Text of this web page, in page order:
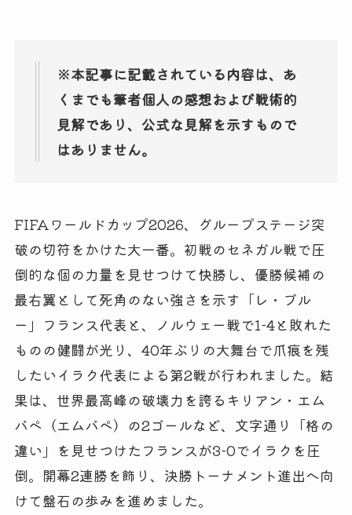
※本記事に記載されている内容は、あ
くまでも筆者個人の感想および戦術的
見解であり、公式な見解を示すもので
はありません。
FIFAワールドカップ2026、グループステージ突
破の切符をかけた大一番。初戦のセネガル戦で圧
倒的な個の力量を見せつけて快勝し、優勝候補の
最右翼として死角のない強さを示す「レ・ブル
ー」フランス代表と、ノルウェー戦で1-4と敗れた
ものの健闘が光り、40年ぶりの大舞台で爪痕を残
したいイラク代表による第2戦が行われました。結
果は、世界最高峰の破壊力を誇るキリアン・エム
バペ（エムバペ）の2ゴールなど、文字通り「格の
違い」を見せつけたフランスが3-0でイラクを圧
倒。開幕2連勝を飾り、決勝トーナメント進出へ向
けて盤石の歩みを進めました。